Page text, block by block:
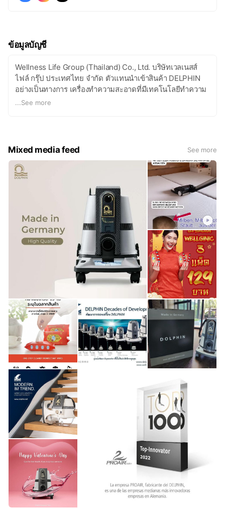
ข้อมูลบัญชี
Wellness Life Group​ (Thailand) Co., Ltd. บริษัทเวลเนสส์
ไฟล์​ ​กรุ๊ป ประเทศไทย จำกัด ตัวแทนนำเข้าสินค้า DELPHIN
อย่างเป็นทางการ เครื่องทำความสะอาดที่มีเทคโนโลยีทำความ
สะอาดด้วยระบบธรรมชาติ และกรองฝุ่นได้ถึง 99.97% ท่าน
...See more
Mixed media feed See more